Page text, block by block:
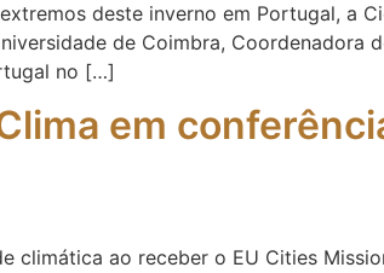
deste inverno em Portugal, a
de Coimbra, Coordenadora
no […]
em
climática ao receber o EU Cities